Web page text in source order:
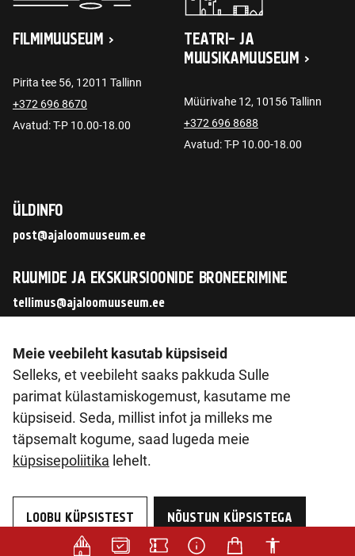
FILMIMUUSEUM
Pirita tee 56, 12011 Tallinn
+372 696 8670
Avatud: T-P 10.00-18.00
TEATRI- JA
MUUSIKAMUUSEUM
Müürivahe 12, 10156 Tallinn
+372 696 8688
Avatud: T-P 10.00-18.00
ÜLDINFO
post@ajaloomuuseum.ee
RUUMIDE JA EKSKURSIOONIDE BRONEERIMINE
tellimus@ajaloomuuseum.ee
JÄLGI MEID SOTSIAALMEEDIAS
© 2026 Eesti Ajaloomuuseum SA
Pirita tee 56, 12011 Tallinn
KMKR nr. EE102133561
Meie veebileht kasutab küpsiseid
Selleks, et veebileht saaks pakkuda Sulle
parimat külastamiskogemust, kasutame me
küpsiseid. Seda, millist infot ja milleks me
täpsemalt kogume, saad lugeda meie
küpsisepoliitika lehelt.
LOOBU KÜPSISTEST NÕUSTUN KÜPSISTEGA